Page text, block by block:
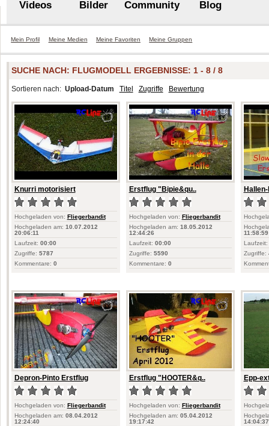
Videos Bilder Community Blog
Mein Profil Meine Medien Meine Favoriten Meine Gruppen
SUCHE NACH: FLUGMODELL ERGEBNISSE: 1 - 8 / 8
Sortieren nach: Upload-Datum Titel Zugriffe Bewertung
Knurri motorisiert
Hochgeladen von: Fliegerbandit
Hochgeladen am: 10.07.2012
20:06:11
Laufzeit: 00:00
Zugriffe: 5787
Kommentare: 0
Erstflug "Bipie&qu..
Hochgeladen von: Fliegerbandit
Hochgeladen am: 18.05.2012
12:44:26
Laufzeit: 00:00
Zugriffe: 5590
Kommentare: 0
11:58:59
Laufzeit:
Zugriffe:
Depron-Pinto Erstflug
Hochgeladen von: Fliegerbandit
Hochgeladen am: 08.04.2012
12:24:40
Erstflug "HOOTER&q..
Hochgeladen von: Fliegerbandit
Hochgeladen am: 05.04.2012
19:17:42
Epp-
14:04:37